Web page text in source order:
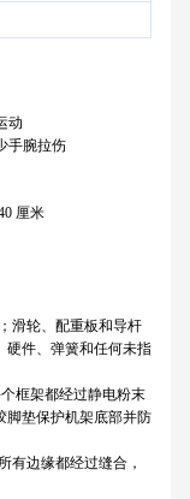
动
手腕拉伤
厘米
滑轮、配重板和导杆
硬件、弹簧和任何未指
框架都经过静电粉末
脚垫保护机架底部并防
有边缘都经过缝合，